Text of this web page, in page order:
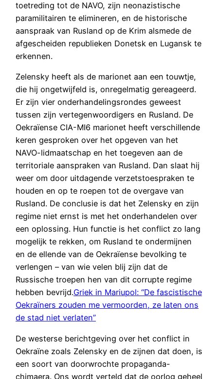
toetreding tot de NAVO, zijn neonazistische
paramilitairen te elimineren, en de historische
aanspraak van Rusland op de Krim alsmede de
afgescheiden republieken Donetsk en Lugansk te
erkennen.
Zelensky heeft als de marionet aan een touwtje,
die hij ongetwijfeld is, onregelmatig gereageerd.
Er zijn vier onderhandelingsrondes geweest
tussen zijn vertegenwoordigers en Rusland. De
Oekraïense CIA-MI6 marionet heeft verschillende
keren gesproken over het opgeven van het
NAVO-lidmaatschap en het toegeven aan de
territoriale aanspraken van Rusland. Dan slaat hij
weer om door uitdagende verzetstoespraken te
houden en op te roepen tot de overgave van
Rusland. De conclusie is dat het Zelensky en zijn
regime niet ernst is met het onderhandelen over
een oplossing. Hun functie is het conflict zo lang
mogelijk te rekken, om Rusland te ondermijnen
en de ellende van de Oekraïense bevolking te
verlengen – van wie velen blij zijn dat de
Russische troepen hen van dit corrupte regime
hebben bevrijd.Griek in Mariupol: “De fascistische
Oekraïners zouden me vermoorden, ze laten ons
de stad niet verlaten”
De westerse berichtgeving over het conflict in
Oekraïne zoals Zelensky en de zijnen dat doen, is
een soort van doorwrochte propaganda-
chimaera. Ons wordt verteld dat de oorlog geheel